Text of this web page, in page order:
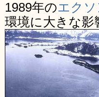
1989年のエク
環境に大きな影